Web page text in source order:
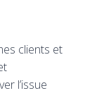
clients et
l’issue